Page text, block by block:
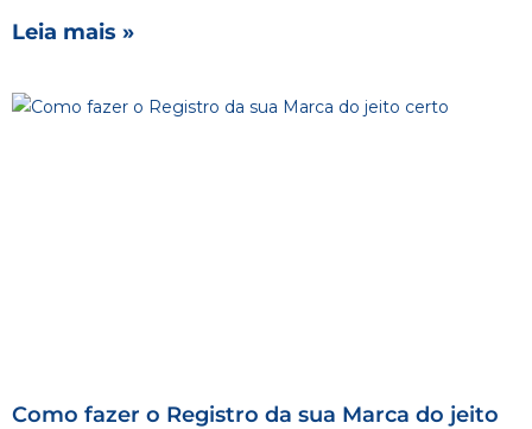
Leia mais »
Como fazer o Registro da sua Marca do jeito